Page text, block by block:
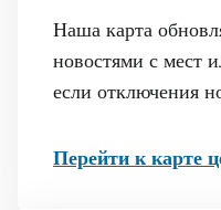
Наша карта
новостями с мест
если отключения
Перейти к карте